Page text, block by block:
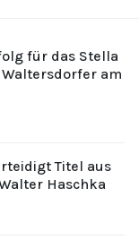
für das Stella
Waltersdorfer am
Titel aus
Haschka